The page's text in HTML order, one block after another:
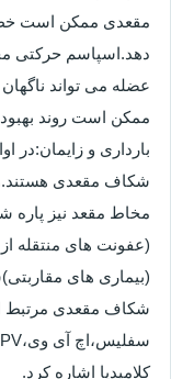
مقعدی ممکن است
دهد.اسپاسم حرکتی
عضله می تواند
ممکن است روند
بارداری و زایمان:در
شکاف مقعدی
مخاط مقعد نیز پاره
(بیماری های
شکاف مقعدی مرتبط
کلامیدیا اشاره کرد.